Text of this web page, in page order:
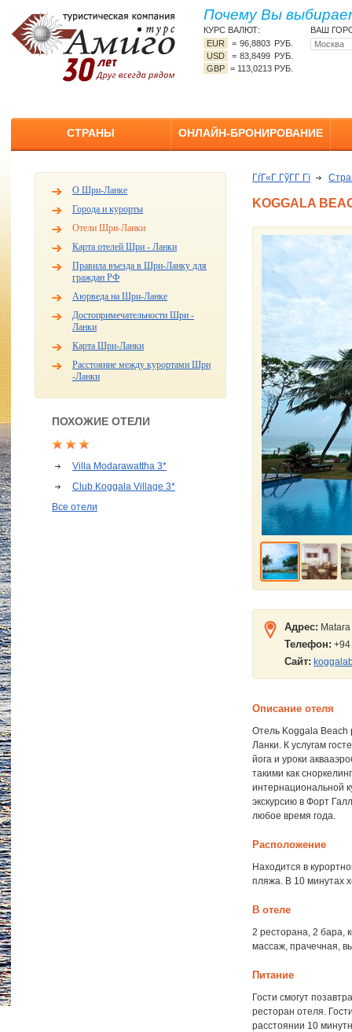
Почему Вы
КУРС ВАЛЮТ:
EUR
=96,8803 РУБ.
USD
=83,8499 РУБ.
GBP = 113,0213 РУБ.
ВАШ
СТРАНЫ ОНЛАЙН-БРОНИРОВАНИЕ
О Шри-Ланке
Города и курорты
Отели Шри-Ланки
Карта отелей Шри - Ланки
Правила въезда в Шри-Ланку для
граждан РФ
Аюрведа на Шри-Ланке
Достопримечательности Шри -
Ланки
Карта Шри-Ланки
Расстояние между курортами Шри
-Ланки
ПОХОЖИЕ ОТЕЛИ
Villa Modarawattha 3*
Club Koggala Village 3*
Все отели
ГѓГ«Г ГўГ­Г Гї
KOGGALA
Адрес:
Телефон:
Сайт:
Описание отеля
Отель Koggala Beach
Ланки. К услугам
йога и уроки
такими как
интернациональной
экскурсию в Форт
любое время года.
Расположение
Находится в
пляжа. В 10 минутах
В отеле
2 ресторана, 2 бара,
массаж, прачечная,
Питание
Гости смогут
ресторан отеля.
расстоянии 10